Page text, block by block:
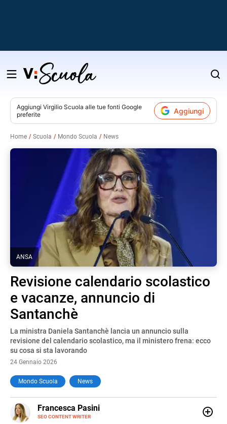
Salta
contenuto
Aggiungi Virgilio Scuola alle tue fonti Google
preferite
Aggiungi
Home Scuola Mondo Scuola News
ANSA
Revisione calendario scolastico
e vacanze, annuncio di
Santanchè
La ministra Daniela Santanchè lancia un annuncio sulla
revisione del calendario scolastico, ma il ministero frena: ecco
su cosa si sta lavorando
24 Gennaio 2026
Mondo Scuola News
Francesca Pasini
SEO CONTENT WRITER
E-
MAIL